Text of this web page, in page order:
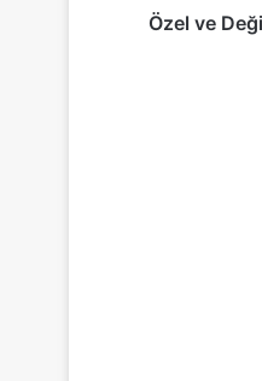
Özel ve